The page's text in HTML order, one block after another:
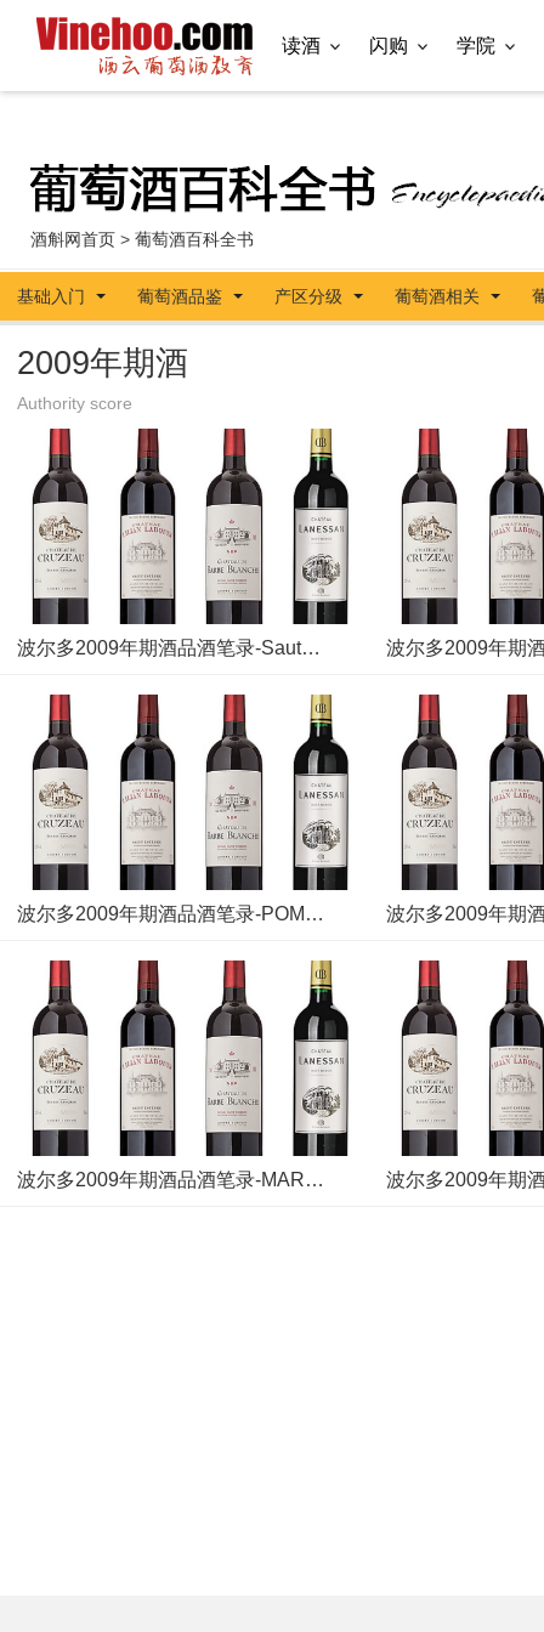
读酒 闪购 学院
酒斛网首页 > 葡萄酒百科全书
基础入门 葡萄酒品鉴 产区分级 葡萄酒相关
2009年期酒
Authority score
波尔多2009年期酒品酒笔录-Sauternes & Barsac(17)
波尔多2009年期酒品酒笔录-POMEROL(13)
波尔多2009年期酒品酒笔录-MARGAUX区(9)